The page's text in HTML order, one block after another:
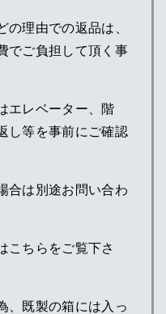
の理由での返品は、
でご負担して頂く事
エレベーター、階
し等を事前にご確認
合は別途お問い合わ
こちらをご覧下さ
、既製の箱には入っ